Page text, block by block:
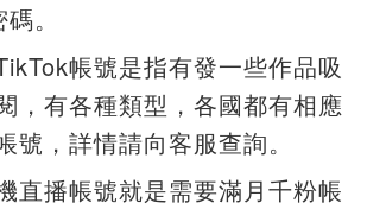
。
帳號是指有發一些作品吸
，有各種類型，各國都有相應
號，詳情請向客服查詢。
直播帳號就是需要滿月千粉帳